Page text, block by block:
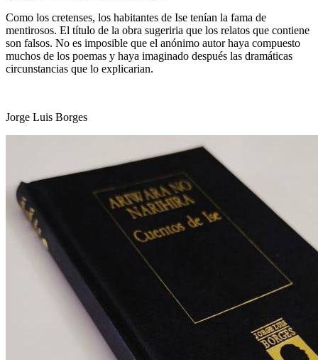
Como los cretenses, los habitantes de Ise tenían la fama de
mentirosos. El título de la obra sugeriria que los relatos que contiene
son falsos. No es imposible que el anónimo autor haya compuesto
muchos de los poemas y haya imaginado después las dramáticas
circunstancias que lo explicarian.
Jorge Luis Borges